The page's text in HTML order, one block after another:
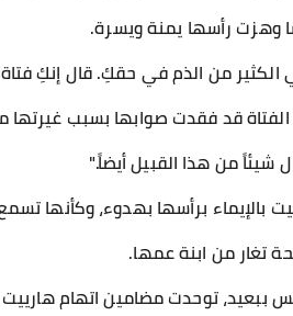
وهزت رأسها يمنة ويسرة.
الكثير من الذم في حقكِ. قال إنكِ
قد فقدت صوابها بسبب غيرتها
شيئاً من هذا القبيل أيضاً."
بالإيماء برأسها بهدوء، وكأنها
تغار من ابنة عمها.
ببعيد، توحدت مضامين اتهام